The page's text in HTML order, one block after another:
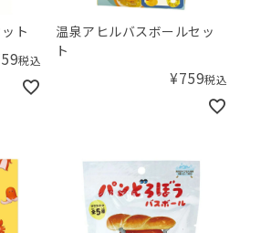
ト
税込
温泉アヒルバスボールセッ
ト
¥759税込